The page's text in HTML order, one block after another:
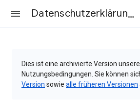
Datenschutzerklärung & Nutzungsbedingungen
Dies ist eine archivierte Version
Nutzungsbedingungen. Sie können
Version sowie alle früheren Versionen